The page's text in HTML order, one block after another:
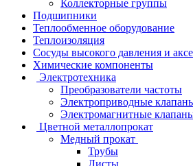
Коллекторные группы
Подшипники
Теплообменное оборудование
Теплоизоляция
Сосуды высокого давления и
Химические компоненты
Электротехника
Преобразователи частоты
Электроприводные
Электромагнитные
Цветной металлопрокат
Медный прокат
Трубы
Листы